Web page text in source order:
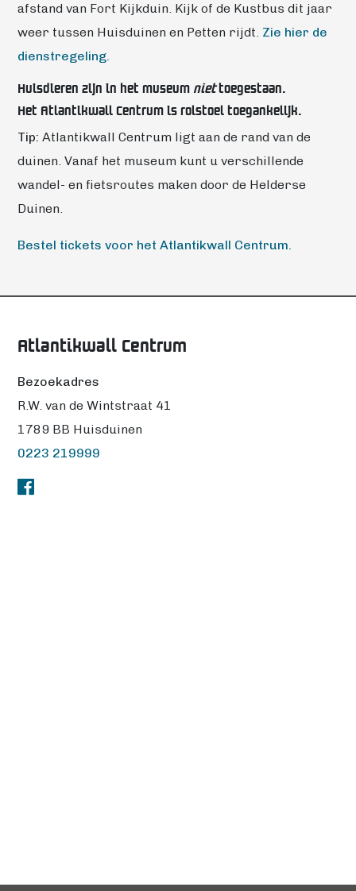
afstand van Fort Kijkduin. Kijk of de Kustbus dit jaar
weer tussen Huisduinen en Petten rijdt. Zie hier de
dienstregeling.
Huisdieren zijn in het museum niettoegestaan.
Het Atlantikwall Centrum is rolstoel toegankelijk.
Tip: Atlantikwall Centrum ligt aan de rand van de
duinen. Vanaf het museum kunt u verschillende
wandel- en fietsroutes maken door de Helderse
Duinen.
Bestel tickets voor het Atlantikwall Centrum.
Atlantikwall Centrum
Bezoekadres
R.W. van de Wintstraat 41
1789 BB Huisduinen
0223 219999